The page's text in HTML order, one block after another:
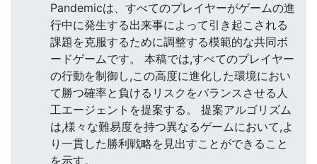
Pandemicは、すべてのプレイヤーがゲームの進
行中に発生する出来事によって引き起こされる
課題を克服するために調整する模範的な共同ボ
ードゲームです。 本稿では,すべてのプレイヤー
の行動を制御し,この高度に進化した環境におい
て勝つ確率と負けるリスクをバランスさせる人
工エージェントを提案する。 提案アルゴリズム
は,様々な難易度を持つ異なるゲームにおいて,よ
り一貫した勝利戦略を見出すことができること
を示す。